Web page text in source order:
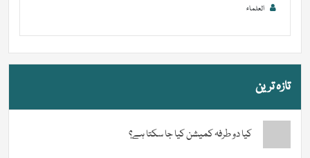
العلماء
تازہ ترین
کیا دو طرفہ کمیشن کیا جا سکتا ہے؟